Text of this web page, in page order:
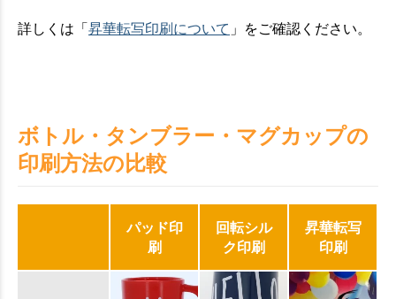
詳しくは「昇華転写印刷について 」をご確認ください。
ボトル・タンブラー・マグカップの
印刷方法の比較
パッド印
刷
回転シル
ク印刷
昇華転写
印刷